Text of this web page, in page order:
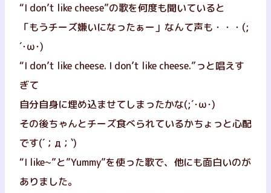
“I don’t like cheese”の歌を何度も聞いていると
「もうチーズ嫌いになったぁー」なんて声も・・・(;
´･ω･)
“I don’t like cheese. I don’t like cheese.”っと唱えす
ぎて
自分自身に埋め込ませてしまったかな(;´･ω･)
その後ちゃんとチーズ食べられているかちょっと心配
です(´；д；`)
“I like~”と”Yummy”を使った歌で、他にも面白いのが
ありました。